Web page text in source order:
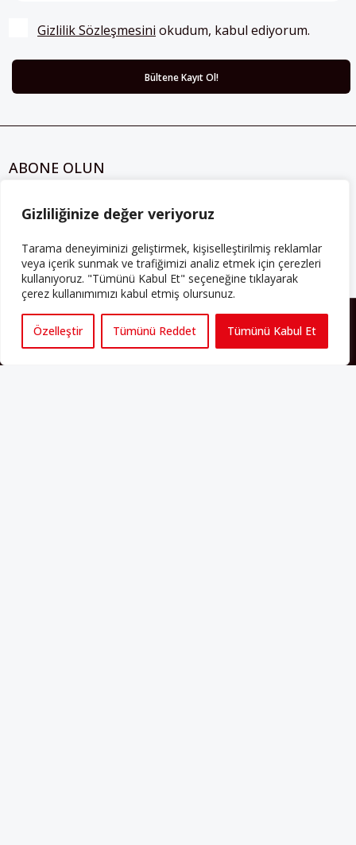
Gizliliğinize değer veriyoruz
Tarama deneyiminizi geliştirmek, kişiselleştirilmiş reklamlar
veya içerik sunmak ve trafiğimizi analiz etmek için çerezleri
kullanıyoruz. "Tümünü Kabul Et" seçeneğine tıklayarak
çerez kullanımımızı kabul etmiş olursunuz.
Özelleştir Tümünü Reddet Tümünü Kabul Et
Gizlilik Sözleşmesini okudum, kabul ediyorum.
ABONE OLUN
abone olabilirsiniz!
Abonelik
HAKKIMIZDA
Avrupa’ya işçi göçü yarım asrı ardında bırakırken Müslümanlar da